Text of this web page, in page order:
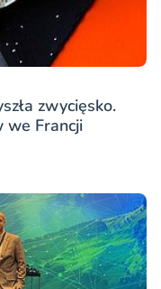
zwycięsko.
we Francji